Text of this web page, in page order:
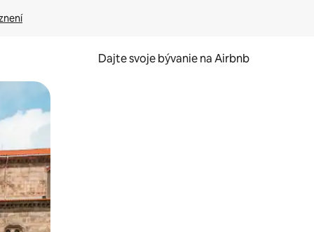
Dajte svoje bývanie na Airbnb